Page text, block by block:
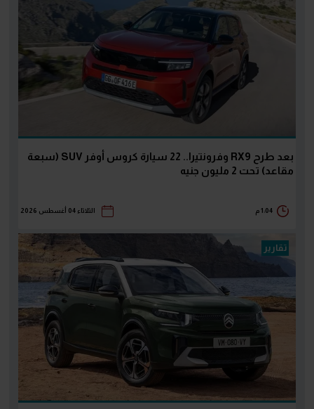
بعد طرح RX9 وفرونتيرا.. 22 سيارة كروس أوفر SUV (سبعة
مقاعد) تحت 2 مليون جنيه
1:04 م الثلاثاء 04 أغسطس 2026
تقارير